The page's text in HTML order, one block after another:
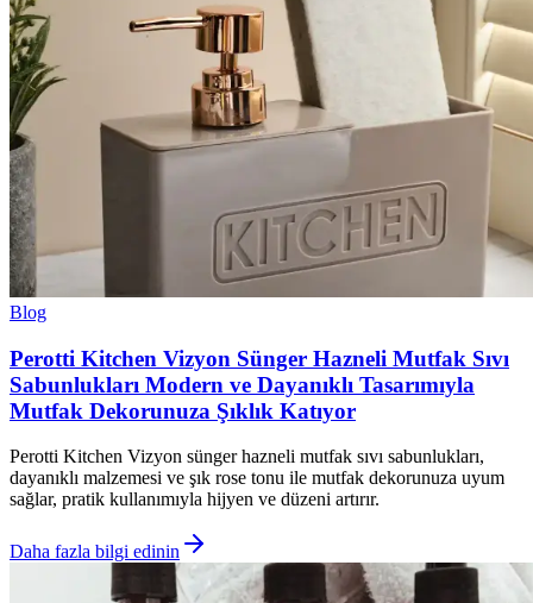
Blog
Perotti Kitchen Vizyon Sünger Hazneli Mutfak Sıvı
Sabunlukları Modern ve Dayanıklı Tasarımıyla
Mutfak Dekorunuza Şıklık Katıyor
Perotti Kitchen Vizyon sünger hazneli mutfak sıvı sabunlukları,
dayanıklı malzemesi ve şık rose tonu ile mutfak dekorunuza uyum
sağlar, pratik kullanımıyla hijyen ve düzeni artırır.
Daha fazla bilgi edinin